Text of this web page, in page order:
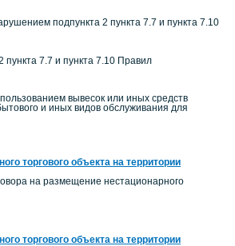
подпункта 2 пункта 7.7 и пункта 7.10
7.7 и пункта 7.10 Правил
вывесок или иных средств
и иных видов обслуживания для
торгового объекта на территории
на размещение нестационарного
торгового объекта на территории